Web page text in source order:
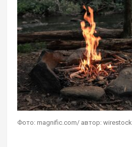
Фото: magnific.com/ автор: wirestock